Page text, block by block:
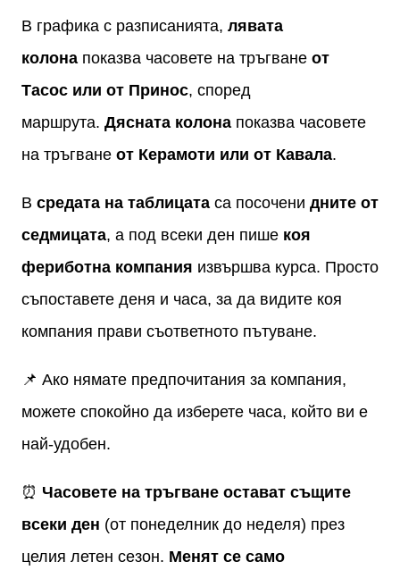
В графика с разписанията, лявата
колона показва часовете на тръгване от
Тасос или от Принос, според
маршрута. Дясната колона показва часовете
на тръгване от Керамоти или от Кавала.
В средата на таблицата са посочени дните от
седмицата, а под всеки ден пише коя
фериботна компания извършва курса. Просто
съпоставете деня и часа, за да видите коя
компания прави съответното пътуване.
📌 Ако нямате предпочитания за компания,
можете спокойно да изберете часа, който ви е
най-удобен.
⏰ Часовете на тръгване остават същите
всеки ден (от понеделник до неделя) през
целия летен сезон. Менят се само